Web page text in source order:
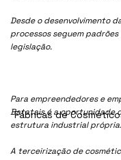
Desde o desenvolvimento
processos seguem
legislação.
Para empreendedores e
Batatais é a oportunidade
estrutura industrial própria.
A terceirização de
Fábricas de